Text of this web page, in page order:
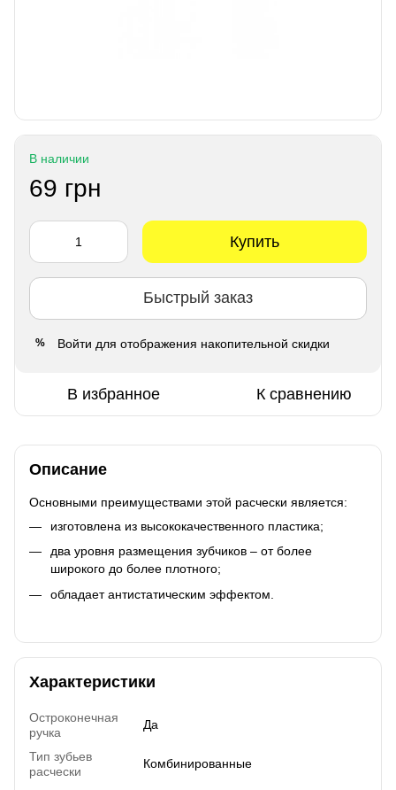
В наличии
69 грн
Купить
Быстрый заказ
% Войти для отображения накопительной скидки
В избранное К сравнению
Описание
Основными преимуществами этой расчески является:
изготовлена из высококачественного пластика;
два уровня размещения зубчиков – от более
широкого до более плотного;
обладает антистатическим эффектом.
Характеристики
Остроконечная
ручка
Да
Тип зубьев
расчески
Комбинированные